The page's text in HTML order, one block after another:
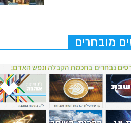
מובחרים